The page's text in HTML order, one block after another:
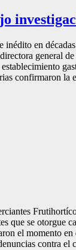
en
general
confirmaron la
que se otorgue
el momento
contra el